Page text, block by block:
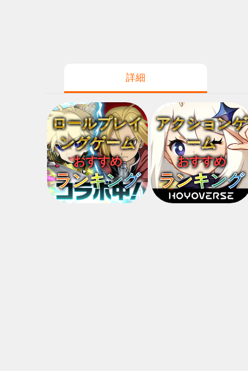
詳細
ロールプレイ
ングゲーム
おすすめ
ランキング
アクションゲ
ーム
おすすめ
ランキング